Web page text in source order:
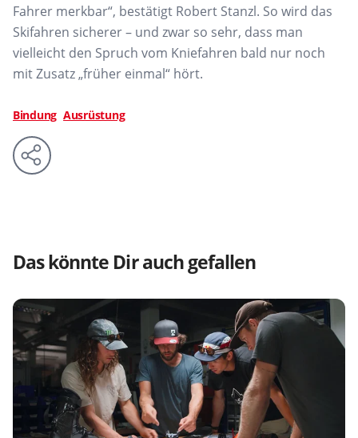
Fahrer merkbar“, bestätigt Robert Stanzl. So wird das
Skifahren sicherer – und zwar so sehr, dass man
vielleicht den Spruch vom Kniefahren bald nur noch
mit Zusatz „früher einmal“ hört.
Bindung Ausrüstung
Das könnte Dir auch gefallen